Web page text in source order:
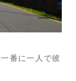
番に一人で彼